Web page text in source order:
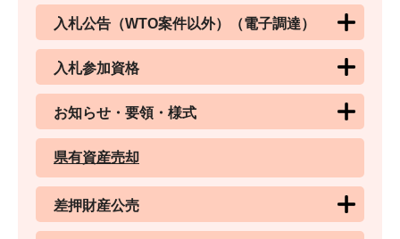
入札公告（WTO案件以外）（電子調達）
入札参加資格
お知らせ・要領・様式
県有資産売却
差押財産公売